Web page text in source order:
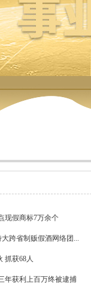
现假商标7万余个
跨省制贩假酒网络团...
抓获68人
年获利上百万终被逮捕